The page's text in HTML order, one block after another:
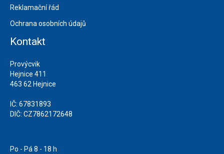
Reklamační řád
Ochrana osobních údajů
Kontakt
Provýcvik
Hejnice 411
463 62 Hejnice
IČ: 67831893
DIČ: CZ7862172648
Po - Pá 8 - 18 h